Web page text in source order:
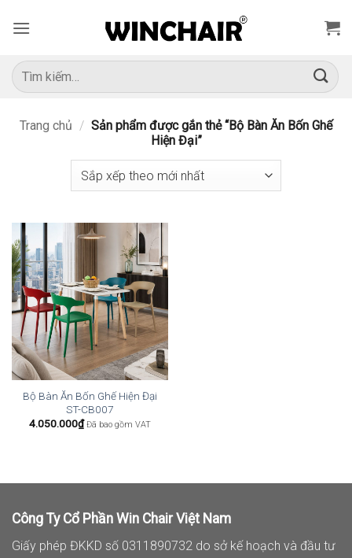
qua
dung
Tìm
kiếm:
Trang chủ / Sản phẩm được gắn thẻ “Bộ Bàn Ăn Bốn Ghế
Hiện Đại”
Bộ Bàn Ăn Bốn Ghế Hiện Đại
ST-CB007
4.050.000₫ Đã bao gồm VAT
Công Ty Cổ Phần Win Chair Việt Nam
Giấy phép ĐKKD số 0311890732 do sở kế hoạch và đầu tư